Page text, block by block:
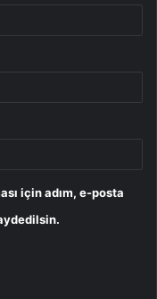
için adım, e-posta